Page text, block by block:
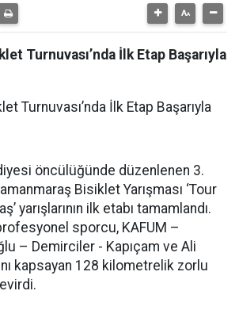
Turnuvası’nda İlk Etap Başarıyla
Turnuvası’nda İlk Etap Başarıyla
öncülüğünde düzenlenen 3.
Bisiklet Yarışması ‘Tour
yarışlarının ilk etabı tamamlandı.
sporcu, KAFUM –
– Demirciler - Kapıçam ve Ali
kapsayan 128 kilometrelik zorlu